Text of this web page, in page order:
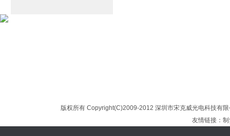
版权所有 Copyright(C)2009-2012 深圳市宋克威光电科技有
友情链接： 制